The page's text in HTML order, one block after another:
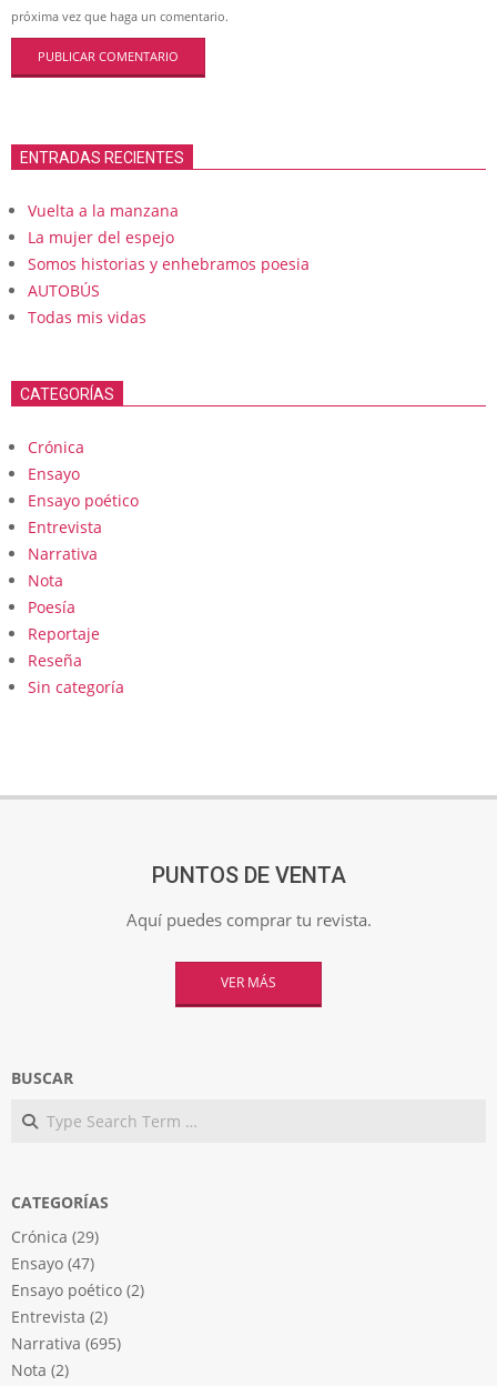
próxima vez que haga un comentario.
ENTRADAS RECIENTES
Vuelta a la manzana
La mujer del espejo
Somos historias y enhebramos poesia
AUTOBÚS
Todas mis vidas
CATEGORÍAS
Crónica
Ensayo
Ensayo poético
Entrevista
Narrativa
Nota
Poesía
Reportaje
Reseña
Sin categoría
PUNTOS DE VENTA
Aquí puedes comprar tu revista.
VER MÁS
BUSCAR
Search
CATEGORÍAS
Crónica (29)
Ensayo (47)
Ensayo poético (2)
Entrevista (2)
Narrativa (695)
Nota (2)